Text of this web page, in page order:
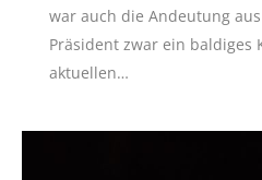
war auch die Andeutung
Präsident zwar ein baldiges
aktuellen…